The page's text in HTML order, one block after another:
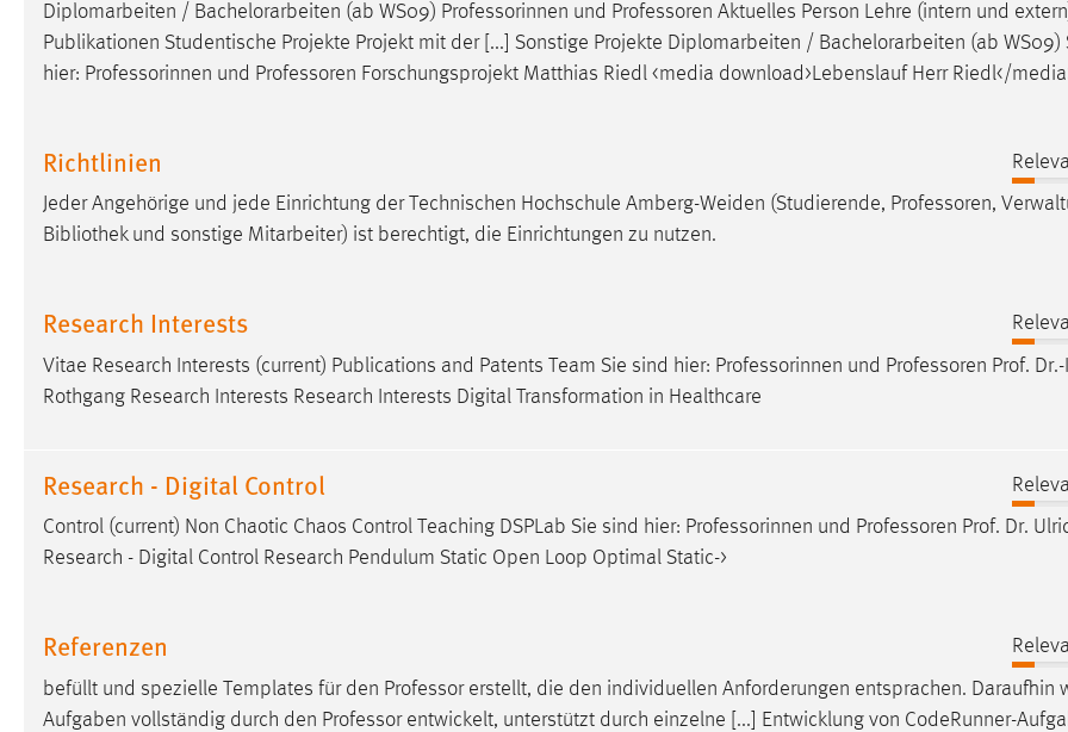
Diplomarbeiten / Bachelorarbeiten (ab WS09) Professorinnen und Professoren Aktuelles Person Lehre (intern und
Publikationen Studentische Projekte Projekt mit der [...] Sonstige Projekte Diplomarbeiten / Bachelorarbeiten (ab WS09)
hier: Professorinnen und Professoren Forschungsprojekt Matthias Riedl <media download>Lebenslauf Herr Riedl</
Richtlinien
Jeder Angehörige und jede Einrichtung der Technischen Hochschule Amberg-Weiden (Studierende, Professoren,
Bibliothek und sonstige Mitarbeiter) ist berechtigt, die Einrichtungen zu nutzen.
Research Interests
Vitae Research Interests (current) Publications and Patents Team Sie sind hier: Professorinnen und Professoren Prof.
Rothgang Research Interests Research Interests Digital Transformation in Healthcare
Research - Digital Control
Control (current) Non Chaotic Chaos Control Teaching DSPLab Sie sind hier: Professorinnen und Professoren Prof. Dr.
Research - Digital Control Research Pendulum Static Open Loop Optimal Static->
Referenzen
befüllt und spezielle Templates für den Professorerstellt, die den individuellen Anforderungen entsprachen. Daraufhin
Aufgaben vollständig durch den Professorentwickelt, unterstützt durch einzelne [...] Entwicklung von CodeRunner-
Name: _fbp
Anbieter: Facebook
Cookie Laufzeit:
Plattformen anzeigen zu können, werden von diesen
YouTube
Vimeo